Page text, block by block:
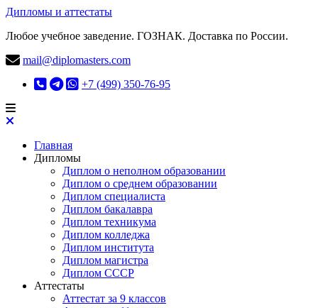
Дипломы и аттестаты
Любое учебное заведение. ГОЗНАК. Доставка по России.
mail@diplomasters.com
+7 (499) 350-76-95
Главная
Дипломы
Диплом о неполном образовании
Диплом о среднем образовании
Диплом специалиста
Диплом бакалавра
Диплом техникума
Диплом колледжа
Диплом института
Диплом магистра
Диплом СССР
Аттестаты
Аттестат за 9 классов